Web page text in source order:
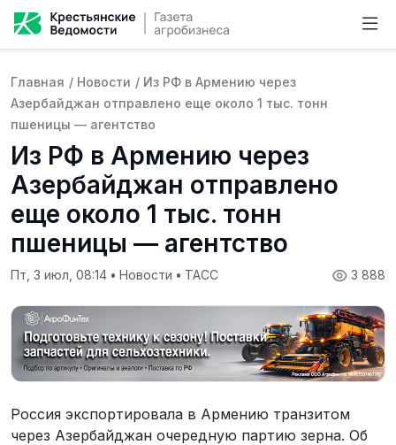
Главная / Новости / Из РФ в Армению через
Азербайджан отправлено еще около 1 тыс. тонн
пшеницы — агентство
Из РФ в Армению через
Азербайджан отправлено
еще около 1 тыс. тонн
пшеницы — агентство
3 888
Пт, 3 июл, 08:14 • Новости • ТАСС
Россия экспортировала в Армению транзитом
через Азербайджан очередную партию зерна. Об